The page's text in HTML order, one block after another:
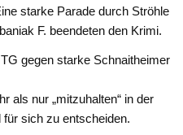
starke Parade durch Ströhle
F. beendeten den Krimi.
gegen starke Schnaitheimer
als nur „mitzuhalten“ in der
sich zu entscheiden.